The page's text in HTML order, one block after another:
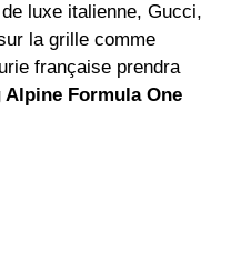
luxe italienne, Gucci,
la grille comme
française prendra
Alpine Formula One